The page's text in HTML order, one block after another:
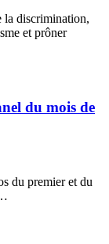
la discrimination,
et prôner
du mois de
du premier et du